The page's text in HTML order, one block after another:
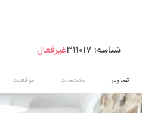
شناسه: 311017غیرفعال
تصاویر مشخصات موقعیت